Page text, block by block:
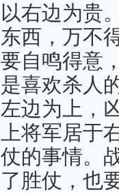
以右边为贵
东西，万不
要自鸣得意
是喜欢杀人
左边为上，
上将军居于
仗的事情。
了胜仗，也